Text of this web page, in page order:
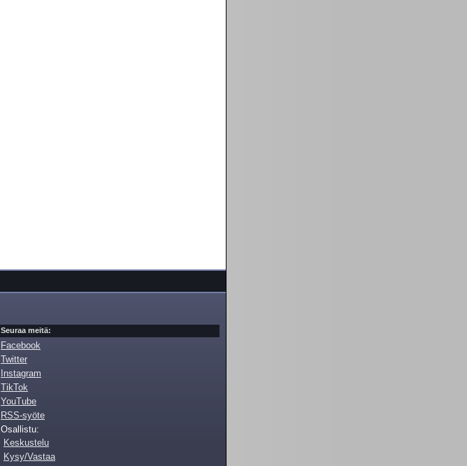
Seuraa meitä:
Facebook
Twitter
Instagram
TikTok
YouTube
RSS-syöte
Osallistu:
Keskustelu
Kysy/Vastaa